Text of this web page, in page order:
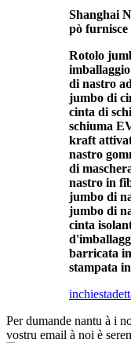
Shanghai
pò
Rotolo
di nastro
jumbo di
cinta di
schiuma
kraft
nastro
di
nastro in
jumbo di
jumbo di
cinta
barricata
stampata
inchiesta
Per dumande nantu à i
vostru email à noi è